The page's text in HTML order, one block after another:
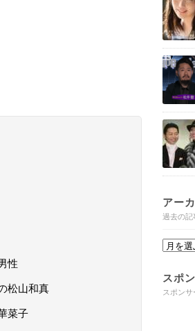
性
松山和真
菜子
アー
過去の記
スポ
スポンサ